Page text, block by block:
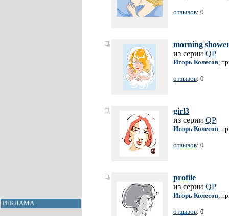
РЕКЛАМА
отзывов: 0
morning
из серии QP
Игорь Колесов,
отзывов: 0
girl3
из серии QP
Игорь Колесов,
отзывов: 0
profile
из серии QP
Игорь Колесов,
отзывов: 0